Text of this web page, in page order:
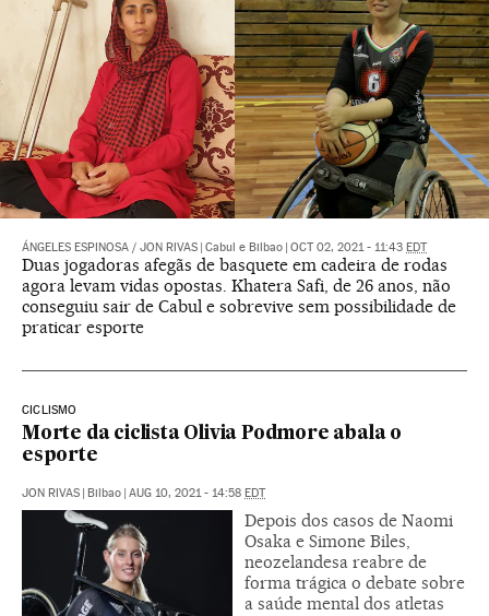
ÁNGELES ESPINOSA / JON RIVAS Cabul e Bilbao OCT 02, 2021 - 11:43 EDT
Duas jogadoras afegãs de basquete em cadeira de rodas
agora levam vidas opostas. Khatera Safi, de 26 anos, não
conseguiu sair de Cabul e sobrevive sem possibilidade de
praticar esporte
CICLISMO
Morte da ciclista Olivia Podmore abala o
esporte
JON RIVAS Bilbao AUG 10, 2021 - 14:58 EDT
Depois dos casos de Naomi
Osaka e Simone Biles,
neozelandesa reabre de
forma trágica o debate sobre
a saúde mental dos atletas